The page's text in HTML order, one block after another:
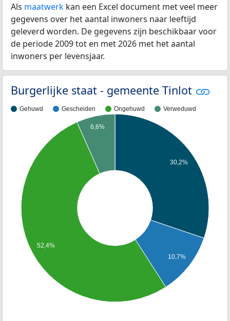
Als maatwerk kan een Excel document met veel meer
gegevens over het aantal inwoners naar leeftijd
geleverd worden. De gegevens zijn beschikbaar voor
de periode 2009 tot en met 2026 met het aantal
inwoners per levensjaar.
Burgerlijke staat - gemeente Tinlot
Gehuwd Gescheiden Ongehuwd Verweduwd
30,2%
10,7%
6,6%
52,4%